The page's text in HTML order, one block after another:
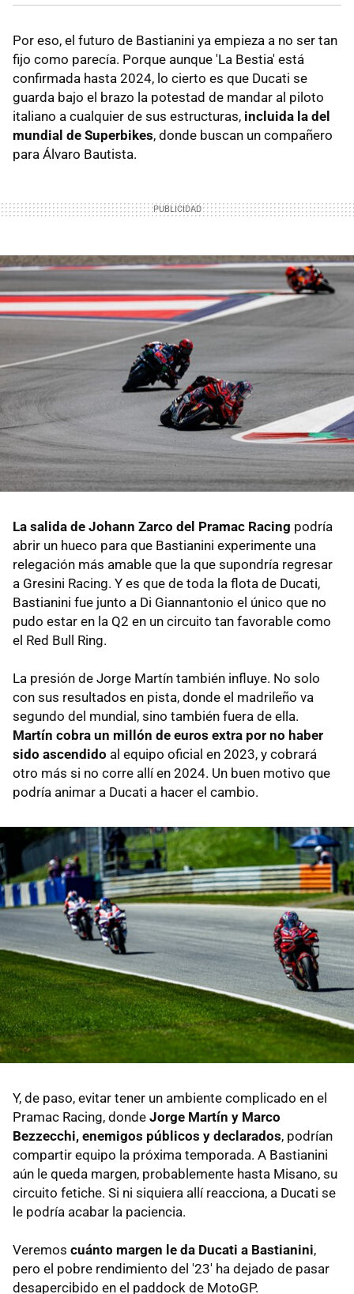
Por eso, el futuro de Bastianini ya empieza a no ser tan
fijo como parecía. Porque aunque 'La Bestia' está
confirmada hasta 2024, lo cierto es que Ducati se
guarda bajo el brazo la potestad de mandar al piloto
italiano a cualquier de sus estructuras, incluida la del
mundial de Superbikes, donde buscan un compañero
para Álvaro Bautista.
La salida de Johann Zarco del Pramac Racing podría
abrir un hueco para que Bastianini experimente una
relegación más amable que la que supondría regresar
a Gresini Racing. Y es que de toda la flota de Ducati,
Bastianini fue junto a Di Giannantonio el único que no
pudo estar en la Q2 en un circuito tan favorable como
el Red Bull Ring.
La presión de Jorge Martín también influye. No solo
con sus resultados en pista, donde el madrileño va
segundo del mundial, sino también fuera de ella.
Martín cobra un millón de euros extra por no haber
sido ascendido al equipo oficial en 2023, y cobrará
otro más si no corre allí en 2024. Un buen motivo que
podría animar a Ducati a hacer el cambio.
Y, de paso, evitar tener un ambiente complicado en el
Pramac Racing, donde Jorge Martín y Marco
Bezzecchi, enemigos públicos y declarados, podrían
compartir equipo la próxima temporada. A Bastianini
aún le queda margen, probablemente hasta Misano, su
circuito fetiche. Si ni siquiera allí reacciona, a Ducati se
le podría acabar la paciencia.
Veremos cuánto margen le da Ducati a Bastianini,
pero el pobre rendimiento del '23' ha dejado de pasar
desapercibido en el paddock de MotoGP.